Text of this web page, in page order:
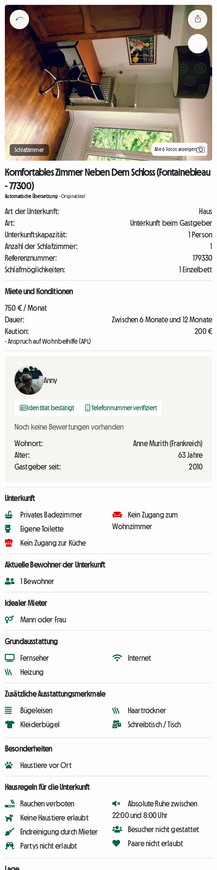
Schlafzimmer Alle 6 Fotos anzeigen
Komfortables Zimmer Neben Dem Schloss (Fontainebleau
- 77300)
Automatische Übersetzung -Originaltitel
Art der Unterkunft:
Haus
Art:
Unterkunft beim Gastgeber
Unterkunftskapazität:
1 Person
Anzahl der Schlafzimmer:
1
Referenznummer:
179330
Schlafmöglichkeiten:
1 Einzelbett
Miete und Konditionen
750 € / Monat
Dauer:
Zwischen 6 Monate und 12 Monate
Kaution:
200 €
- Anspruch auf Wohnbeihilfe (APL)
Anny
Identität bestätigt Telefonnummer verifiziert
Noch keine Bewertungen vorhanden
Wohnort:
Anne Murith (Frankreich)
Alter:
63 Jahre
Gastgeber seit:
2010
Unterkunft
Privates Badezimmer
Eigene Toilette
Kein Zugang zur Küche
Kein Zugang zum
Wohnzimmer
Aktuelle Bewohner der Unterkunft
1 Bewohner
Idealer Mieter
Mann oder Frau
Grundausstattung
Fernseher
Heizung
Internet
Zusätzliche Ausstattungsmerkmale
Bügeleisen
Kleiderbügel
Haartrockner
Schreibtisch / Tisch
Besonderheiten
Haustiere vor Ort
Hausregeln für die Unterkunft
Rauchen verboten
Keine Haustiere erlaubt
Endreinigung durch Mieter
Partys nicht erlaubt
Absolute Ruhe zwischen
22:00 und 8:00 Uhr
Besucher nicht gestattet
Paare nicht erlaubt